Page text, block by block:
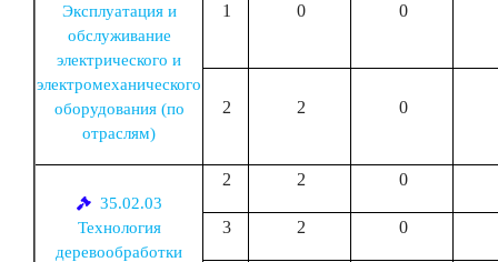
Эксплуатация и
обслуживание
электрического и
электромеханического
оборудования (по
отраслям)
1 0 0
2 2 0
35.02.03
Технология
деревообработки
2 2 0
3 2 0